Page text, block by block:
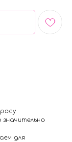
для